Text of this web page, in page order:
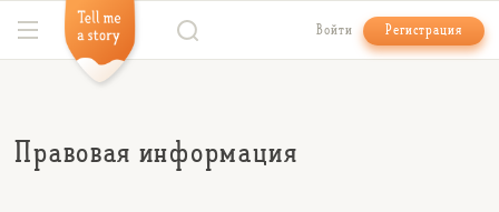
Войти Регистрация
Правовая информация